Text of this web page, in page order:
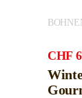
CHF